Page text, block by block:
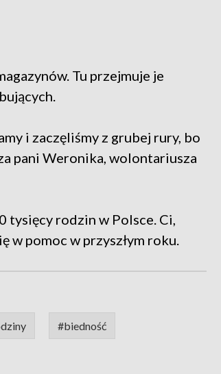
Tu przejmuje je
i zaczęliśmy z grubej rury, bo
pani Weronika, wolontariusza
tysięcy rodzin w Polsce. Ci,
w pomoc w przyszłym roku.
#biedność